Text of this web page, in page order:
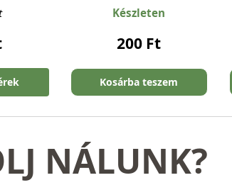
Készleten
200 Ft
Kosárba teszem
NÁLUNK?